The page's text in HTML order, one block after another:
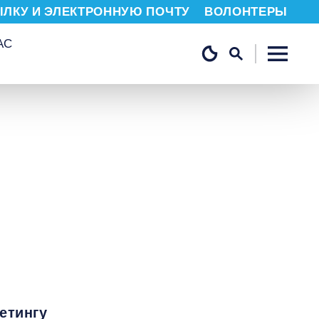
И ЭЛЕКТРОННУЮ ПОЧТУ ВОЛОНТЕРЫ